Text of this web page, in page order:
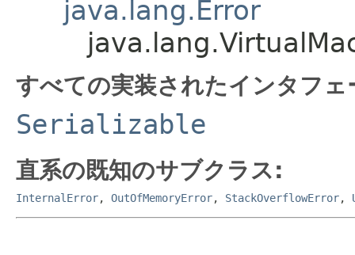
java.lang.Error
すべての実装されたインタフ
Serializable
直系の既知のサブクラス:
InternalError, OutOfMemoryError, StackOverflowError,